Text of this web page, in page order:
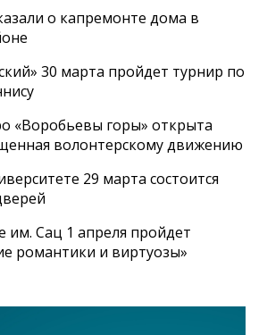
о капремонте дома в
30 марта пройдет турнир по
«Воробьевы горы» открыта
волонтерскому движению
29 марта состоится
им. Сац 1 апреля пройдет
романтики и виртуозы»